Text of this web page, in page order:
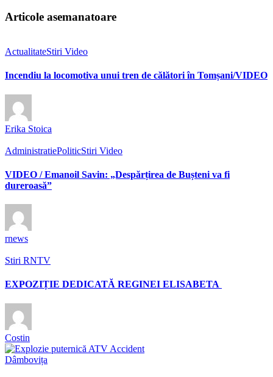
Articole asemanatoare
ActualitateStiri Video
Incendiu la locomotiva unui tren de călători în Tomșani/VIDEO
Erika Stoica
AdministratiePoliticStiri Video
VIDEO / Emanoil Savin: „Despărțirea de Bușteni va fi
dureroasă”
rnews
Stiri RNTV
EXPOZIȚIE DEDICATĂ REGINEI ELISABETA
Costin
Dâmbovița